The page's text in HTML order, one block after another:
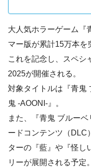
大人気ホラーゲーム『
マー版が累計15万本を
これを記念し、スペシ
2025が開催される。
対象タイトルは『青鬼
鬼 -AOONI-』。
また、『青鬼 ブルー
ードコンテンツ（DLC
ターの『藍』や『怪し
リーが展開される予定。